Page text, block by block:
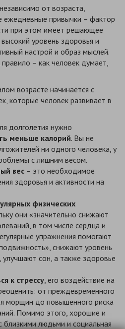
от возраста,
ежедневные привычки – фактор
при этом имеет решающее
уровень здоровья и
настрой и образ мыслей.
– как человек думает,
возрасте начинается с
которые человек развивает в
долголетия нужно
меньше калорий. Вы не
ни одного человека, у
с лишним весом.
вес – это необходимое
здоровья и активности на
физических
они «значительно снижают
в том числе сердца и
упражнения помогают
снижают уровень
улучшают сон, а также здоровье
к стрессу, его воздействие на
от преждевременного
морщин до повышенного риска
Помимо этого, хорошие и
близкими людьми и социальная